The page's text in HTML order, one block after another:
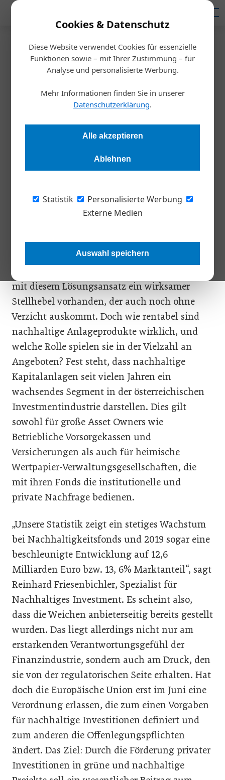
Cookies & Datenschutz
Diese Website verwendet Cookies für essenzielle
Funktionen sowie – mit Ihrer Zustimmung – für
Analyse und personalisierte Werbung.
Mehr Informationen finden Sie in unserer
Datenschutzerklärung.
Alle akzeptieren
Ablehnen
Statistik
Personalisierte Werbung
Externe Medien
Auswahl speichern
Startseite/Inspiration
Gute Anlage, gute Rendite
Redaktion 19.11.2020, 17:24 Uhr
Bei Investitionsentscheidungen steht meistens die Frage
achtet, wie nachhaltig die Anlage ist, kann nicht nur mehr aus
dem Ersparten machen, sondern auch noch einen
Win-win-Situation im Check.
investiert, kassiert ordentlich ab und tut auch
noch dem Planeten einen guten Dienst. Vor
mit diesem Lösungsansatz ein wirksamer
Stellhebel vorhanden, der auch noch ohne
Verzicht auskommt. Doch wie rentabel sind
nachhaltige Anlageprodukte wirklich, und
welche Rolle spielen sie in der Vielzahl an
Angeboten? Fest steht, dass nachhaltige
Kapitalanlagen seit vielen Jahren ein
wachsendes Segment in der österreichischen
Investmentindustrie darstellen. Dies gilt
sowohl für große Asset Owners wie
Betriebliche Vorsorgekassen und
Versicherungen als auch für heimische
Wertpapier-Verwaltungsgesellschaften, die
mit ihren Fonds die institutionelle und
private Nachfrage bedienen.
„Unsere Statistik zeigt ein stetiges Wachstum
bei Nachhaltigkeitsfonds und 2019 sogar eine
beschleunigte Entwicklung auf 12,6
Milliarden Euro bzw. 13, 6% Marktanteil“, sagt
Reinhard Friesenbichler, Spezialist für
Nachhaltiges Investment. Es scheint also,
dass die Weichen anbieterseitig bereits gestellt
wurden. Das liegt allerdings nicht nur am
erstarkenden Verantwortungsgefühl der
Finanzindustrie, sondern auch am Druck, den
sie von der regulatorischen Seite erhalten. Hat
doch die Europäische Union erst im Juni eine
Verordnung erlassen, die zum einen Vorgaben
für nachhaltige Investitionen definiert und
zum anderen die Offenlegungspflichten
ändert. Das Ziel: Durch die Förderung privater
Investitionen in grüne und nachhaltige